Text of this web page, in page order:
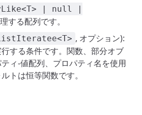
| null |
する配列です。
, オプション):
する条件です。関数、部分オブ
ィ-値配列、プロパティ名を使用
トは恒等関数です。